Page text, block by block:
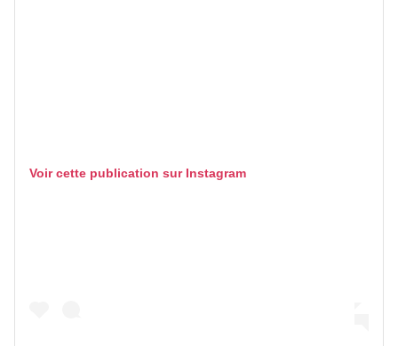
Voir cette publication sur Instagram